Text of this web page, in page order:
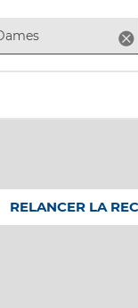
RELANCER LA